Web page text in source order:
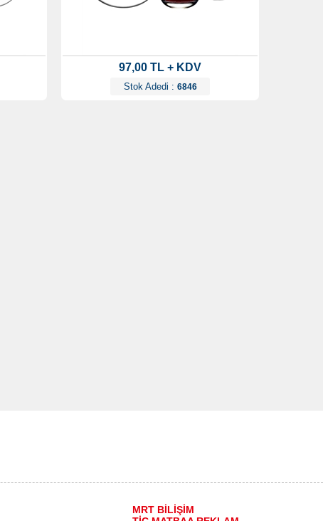
97,00 TL + KDV
Stok Adedi : 6846
MRT BİLİŞİM